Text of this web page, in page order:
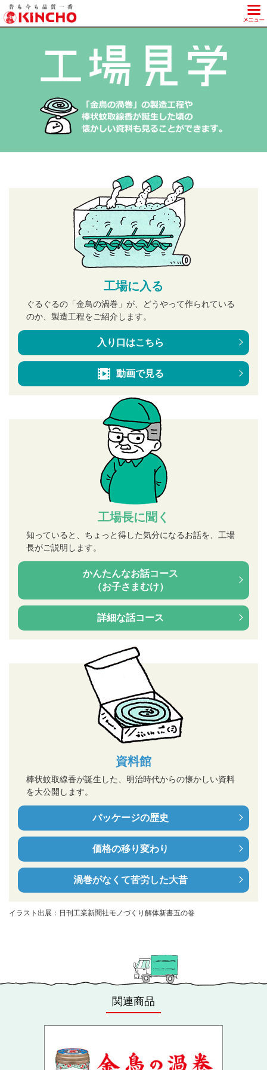
工場に入る
ぐるぐるの「金鳥の渦巻」が、どうやって作られている
のか、製造工程をご紹介します。
入り口はこちら
動画で見る
工場長に聞く
知っていると、ちょっと得した気分になるお話を、工場
長がご説明します。
かんたんなお話コース
（お子さまむけ）
詳細な話コース
資料館
棒状蚊取線香が誕生した、明治時代からの懐かしい資料
を大公開します。
パッケージの歴史
価格の移り変わり
渦巻がなくて苦労した大昔
イラスト出展：日刊工業新聞社モノづくり解体新書五の巻
関連商品